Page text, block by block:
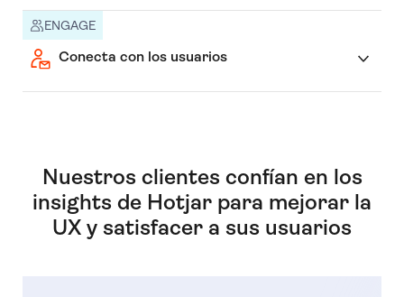
ENGAGE
Conecta con los usuarios
Nuestros clientes confían en los
insights de Hotjar para mejorar la
UX y satisfacer a sus usuarios